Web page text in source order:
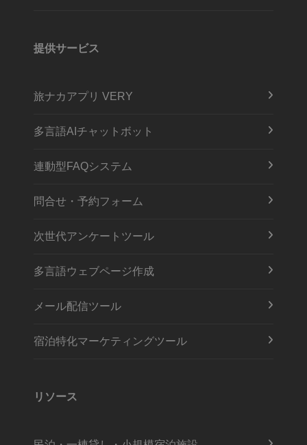
提供サービス
旅ナカアプリ VERY
多言語AIチャットボット
連動型FAQシステム
問合せ・予約フォーム
次世代アンケートツール
多言語ウェブページ作成
メール配信ツール
宿泊特化マーケティングツール
リソース